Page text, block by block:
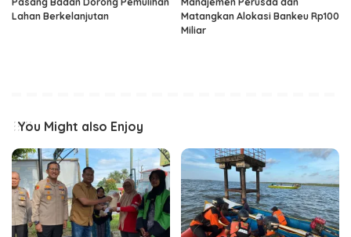
Lahan Berkelanjutan
Matangkan Alokasi Bankeu Rp100
Miliar
You Might also Enjoy